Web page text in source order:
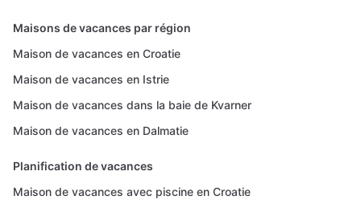
Maisons de vacances par région
Maison de vacances en Croatie
Maison de vacances en Istrie
Maison de vacances dans la baie de Kvarner
Maison de vacances en Dalmatie
Planification de vacances
Maison de vacances avec piscine en Croatie